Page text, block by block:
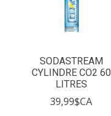
SODASTREAM
CYLINDRE CO2 60
LITRES
39,99$CA